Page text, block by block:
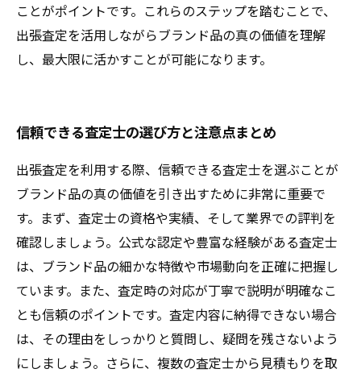
ことがポイントです。これらのステップを踏むことで、
出張査定を活用しながらブランド品の真の価値を理解
し、最大限に活かすことが可能になります。
信頼できる査定士の選び方と注意点まとめ
出張査定を利用する際、信頼できる査定士を選ぶことが
ブランド品の真の価値を引き出すために非常に重要で
す。まず、査定士の資格や実績、そして業界での評判を
確認しましょう。公式な認定や豊富な経験がある査定士
は、ブランド品の細かな特徴や市場動向を正確に把握し
ています。また、査定時の対応が丁寧で説明が明確なこ
とも信頼のポイントです。査定内容に納得できない場合
は、その理由をしっかりと質問し、疑問を残さないよう
にしましょう。さらに、複数の査定士から見積もりを取